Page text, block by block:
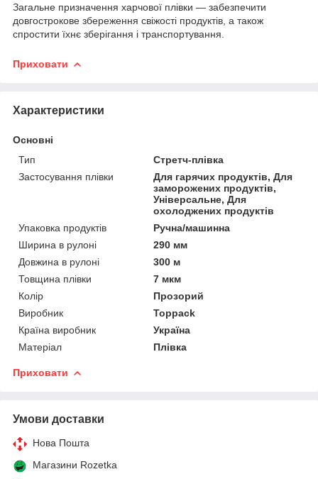
Загальне призначення харчової плівки — забезпечити
довгострокове збереження свіжості продуктів, а також
спростити їхнє зберігання і транспортування.
Приховати
Характеристики
Основні
Тип
Стретч-плівка
Застосування плівки
Для гарячих продуктів, Для
заморожених продуктів,
Універсальне, Для
охолоджених продуктів
Упаковка продуктів
Ручна/машинна
Ширина в рулоні
290 мм
Довжина в рулоні
300 м
Товщина плівки
7 мкм
Колір
Прозорий
Виробник
Toppack
Країна виробник
Україна
Матеріал
Плівка
Приховати
Умови доставки
Нова Пошта
Магазини Rozetka